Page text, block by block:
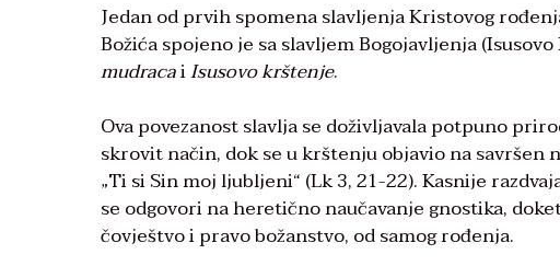
Jedan od prvih spomena slavljenja Kristovog
Božića spojeno je sa slavljem Bogojavljenja
mudracaiIsusovo krštenje.
Ova povezanost slavlja se doživljavala potpuno
skrovit način, dok se u krštenju objavio na
„Ti si Sin moj ljubljeni“ (Lk 3, 21-22). Kasnije
se odgovori na heretično naučavanje gnostika,
čovještvo i pravo božanstvo, od samog rođenja.